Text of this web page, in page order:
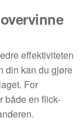
effektiviteten
din kan du gjøre
For
både en flick-